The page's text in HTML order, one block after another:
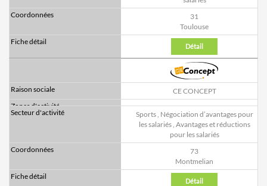
31
Toulouse
Détail
CE CONCEPT
Sports, Négociation d’avantages pour
les salariés, Avantages et réductions
pour les salariés
73
Montmelian
Détail